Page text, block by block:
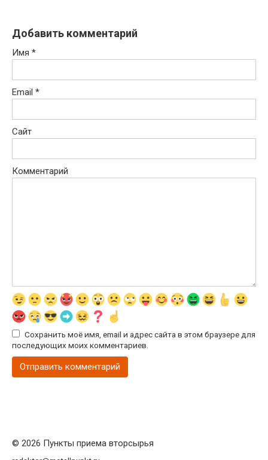
Добавить комментарий
Имя *
Email *
Сайт
Комментарий
Сохранить моё имя, email и адрес сайта в этом браузере для
последующих моих комментариев.
© 2026 Пункты приема вторсырья